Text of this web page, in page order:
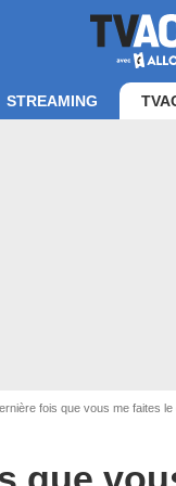
STREAMING
fois que vous me faites